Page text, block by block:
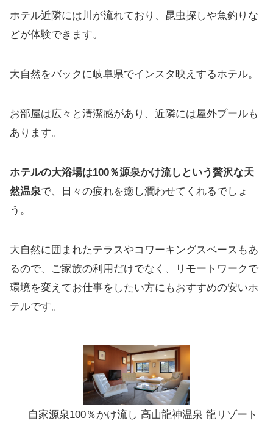
ホテル近隣には川が流れており、昆虫探しや魚釣りな
どが体験できます。
大自然をバックに岐阜県でインスタ映えするホテル。
お部屋は広々と清潔感があり、近隣には屋外プールも
あります。
ホテルの大浴場は100％源泉かけ流しという贅沢な天
然温泉で、日々の疲れを癒し潤わせてくれるでしょ
う。
大自然に囲まれたテラスやコワーキングスペースもあ
るので、ご家族の利用だけでなく、リモートワークで
環境を変えてお仕事をしたい方にもおすすめの安いホ
テルです。
自家源泉100％かけ流し 高山龍神温泉 龍リゾート